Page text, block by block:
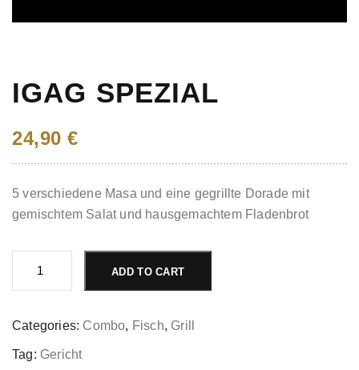
IGAG SPEZIAL
24,90 €
5 verschiedene Masa und eine gegrillte Dorade mit
gemischtem Salat und hausgemachtem Fladenbrot
Spezial
ADD TO CART
Categories: Combo, Fisch, Grill
Tag: Gericht